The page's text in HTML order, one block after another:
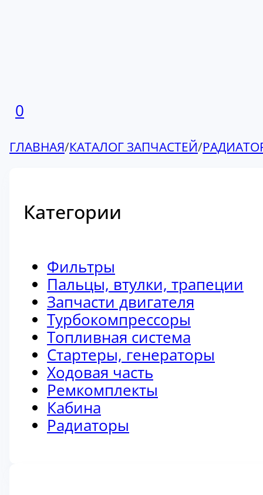
0
ГЛАВНАЯ/КАТАЛОГ ЗАПЧАСТЕЙ/
Категории
Фильтры
Пальцы, втулки, трапеции
Запчасти двигателя
Турбокомпрессоры
Топливная система
Стартеры, генераторы
Ходовая часть
Ремкомплекты
Кабина
Радиаторы